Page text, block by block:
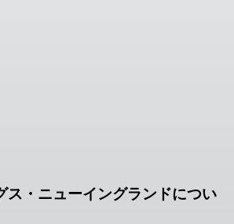
ス・ニューイングランドについ